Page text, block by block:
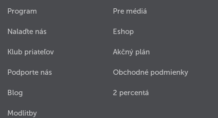
Program
Nalaďte nás
Klub priateľov
Podporte nás
Blog
Modlitby
Pre médiá
Eshop
Akčný plán
Obchodné podmienky
2 percentá